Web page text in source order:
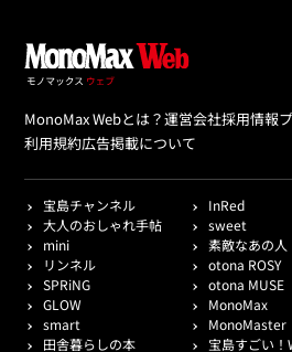
MonoMax Webとは？運営会社採用情報
利用規約広告掲載について
宝島チャンネル
InRed
大人のおしゃれ手帖
sweet
mini
素敵なあの人
リンネル
otona ROSY
SPRiNG
otona MUSE
GLOW
MonoMax
smart
MonoMaster
田舎暮らしの本
宝島すごい！